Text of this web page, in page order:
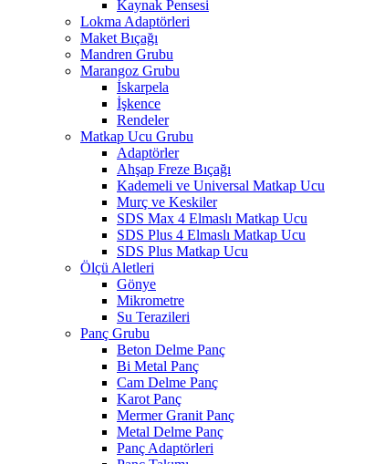
Kaynak Pensesi
Lokma Adaptörleri
Maket Bıçağı
Mandren Grubu
Marangoz Grubu
İskarpela
İşkence
Rendeler
Matkap Ucu Grubu
Adaptörler
Ahşap Freze Bıçağı
Kademeli ve Universal Matkap Ucu
Murç ve Keskiler
SDS Max 4 Elmaslı Matkap Ucu
SDS Plus 4 Elmaslı Matkap Ucu
SDS Plus Matkap Ucu
Ölçü Aletleri
Gönye
Mikrometre
Su Terazileri
Panç Grubu
Beton Delme Panç
Bi Metal Panç
Cam Delme Panç
Karot Panç
Mermer Granit Panç
Metal Delme Panç
Panç Adaptörleri